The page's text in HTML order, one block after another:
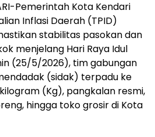
Pemerintah Kota Kendari
Inflasi Daerah (TPID)
stabilitas pasokan dan
menjelang Hari Raya Idul
(25/5/2026), tim gabungan
(sidak) terpadu ke
(Kg), pangkalan resmi,
hingga toko grosir di Kota